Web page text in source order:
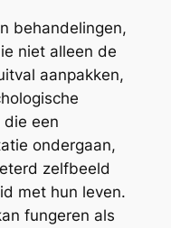
behandelingen,
niet alleen de
aanpakken,
een
ondergaan,
zelfbeeld
met hun leven.
fungeren als